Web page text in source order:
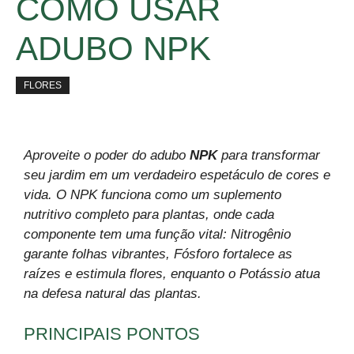
COMO USAR
ADUBO NPK
FLORES
Aproveite o poder do adubo NPKpara transformar
seu jardim em um verdadeiro espetáculo de cores e
vida. O NPK funciona como um suplemento
nutritivo completo para plantas, onde cada
componente tem uma função vital: Nitrogênio
garante folhas vibrantes, Fósforo fortalece as
raízes e estimula flores, enquanto o Potássio atua
na defesa natural das plantas.
PRINCIPAIS PONTOS